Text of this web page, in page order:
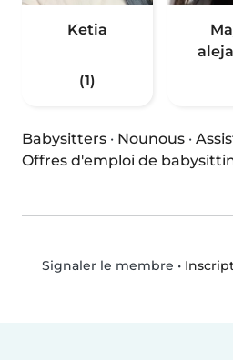
Ketia
(1)
Babysitters · Nounous ·
Offres d'emploi de
Signaler le membre •